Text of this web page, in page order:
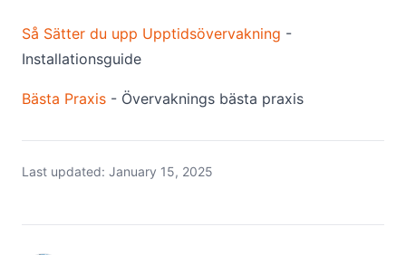
Så Sätter du upp Upptidsövervakning -
Installationsguide
Bästa Praxis - Övervaknings bästa praxis
Last updated: January 15, 2025